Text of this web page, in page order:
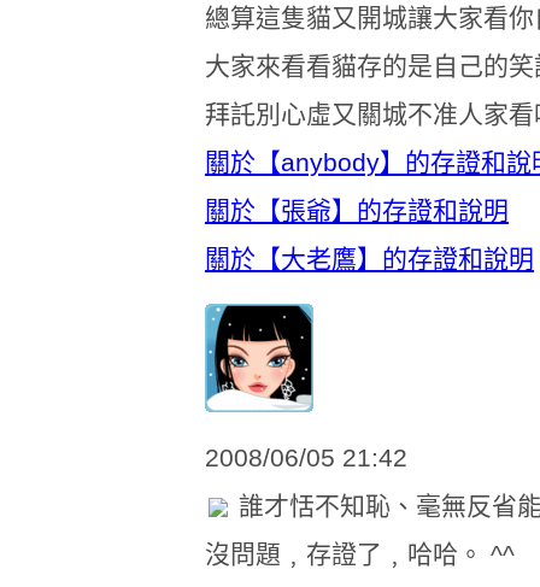
總算這隻貓又開城讓大家看
大家來看看貓存的是自己的
拜託別心虛又關城不准人家看
關於【anybody】的存證和說
關於【張爺】的存證和說明
關於【大老鷹】的存證和說明
2008/06/05 21:42
誰才恬不知恥、毫無反省
沒問題﹐存證了﹐哈哈。 ^^